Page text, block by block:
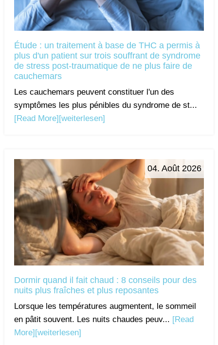
Étude : un traitement à base de THC a permis à
plus d'un patient sur trois souffrant de syndrome
de stress post-traumatique de ne plus faire de
cauchemars
Les cauchemars peuvent constituer l'un des
symptômes les plus pénibles du syndrome de st...
[Read More] [weiterlesen]
04. Août 2026
Dormir quand il fait chaud : 8 conseils pour des
nuits plus fraîches et plus reposantes
Lorsque les températures augmentent, le sommeil
en pâtit souvent. Les nuits chaudes peuv... [Read
More] [weiterlesen]